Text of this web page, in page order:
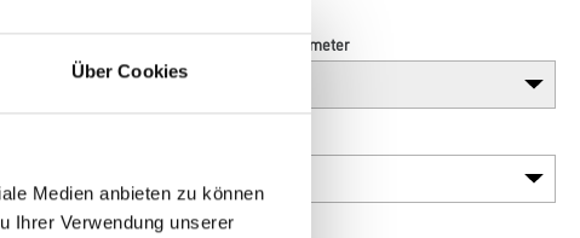
Über Cookies
Medien anbieten zu können
Ihrer Verwendung unserer
Breite in centimeter